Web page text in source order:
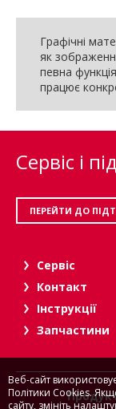
Графічні
як
певна
працює
Сервіс і
ПЕРЕЙТИ ДО
Сервіс
Контакт
Інструкції
Запчастини
Веб-сайт
Політики Cookies.
сайту, змініть